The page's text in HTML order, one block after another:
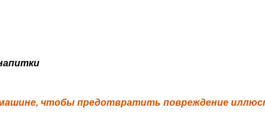
чтобы предотвратить повреждение